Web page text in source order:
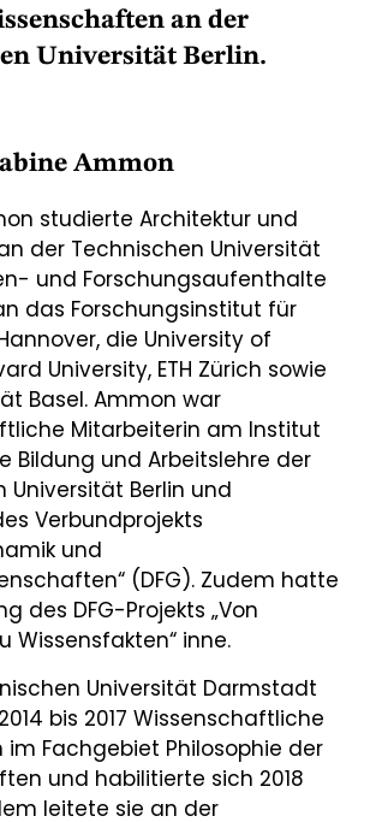
an der
Universität Berlin.
Ammon
studierte Architektur und
der Technischen Universität
und Forschungsaufenthalte
das Forschungsinstitut für
die University of
University, ETH Zürich sowie
Basel. Ammon war
Mitarbeiterin am Institut
Bildung und Arbeitslehre der
Universität Berlin und
Verbundprojekts
und
(DFG). Zudem hatte
des DFG-Projekts „Von
Wissensfakten“ inne.
Universität Darmstadt
bis 2017 Wissenschaftliche
im Fachgebiet Philosophie der
und habilitierte sich 2018
leitete sie an der